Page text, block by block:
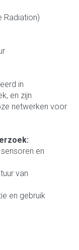
Radiation)
in
en zijn
netwerken voor
en
van
en gebruik